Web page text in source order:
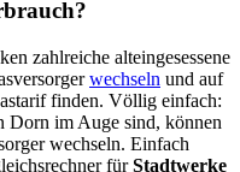
zahlreiche alteingesessene
wechseln und auf
finden. Völlig einfach:
Dorn im Auge sind, können
wechseln. Einfach
fürStadtwerke